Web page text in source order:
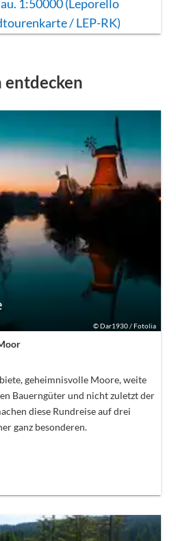
1:50000 (Leporello
/ LEP-RK)
©Dar1930 / Fotolia
geheimnisvolle Moore, weite
Bauerngüter und nicht zuletzt der
diese Rundreise auf drei
ganz besonderen.